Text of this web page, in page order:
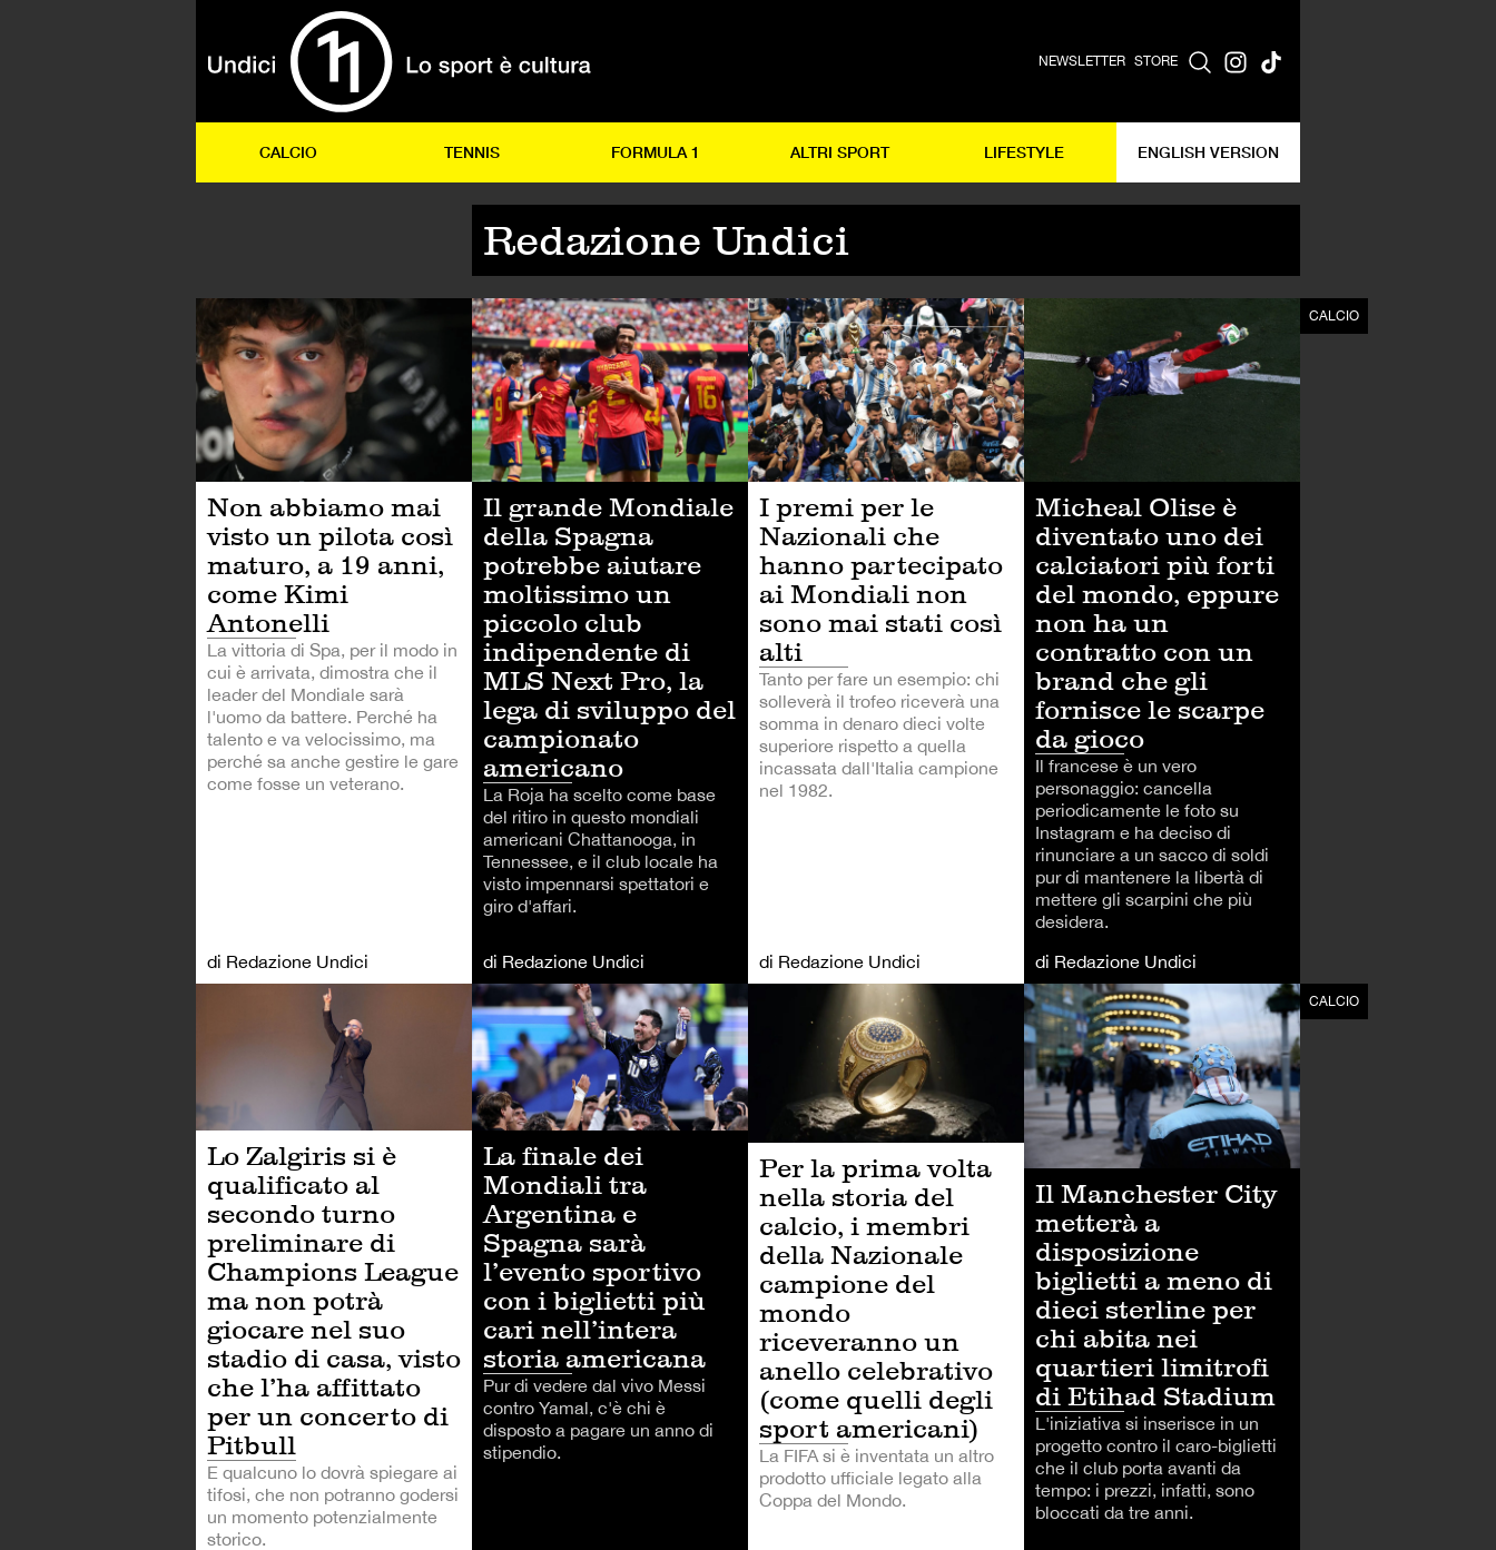
NEWSLETTER STORE
CALCIO TENNIS FORMULA 1 ALTRI SPORT LIFESTYLE ENGLISH VERSION
Redazione Undici
FORMULA 1
Non abbiamo mai
visto un pilota così
maturo, a 19 anni,
come Kimi
Antonelli
La vittoria di Spa, per il modo in
cui è arrivata, dimostra che il
leader del Mondiale sarà
l'uomo da battere. Perché ha
talento e va velocissimo, ma
perché sa anche gestire le gare
come fosse un veterano.
di Redazione Undici
CALCIO
Il grande Mondiale
della Spagna
potrebbe aiutare
moltissimo un
piccolo club
indipendente di
MLS Next Pro, la
lega di sviluppo del
campionato
americano
La Roja ha scelto come base
del ritiro in questo mondiali
americani Chattanooga, in
Tennessee, e il club locale ha
visto impennarsi spettatori e
giro d'affari.
di Redazione Undici
I premi per le
Nazionali che
hanno partecipato
ai Mondiali non
sono mai stati così
alti
Tanto per fare un esempio: chi
solleverà il trofeo riceverà una
somma in denaro dieci volte
superiore rispetto a quella
incassata dall'Italia campione
nel 1982.
di Redazione Undici
CALCIO
Micheal Olise è
diventato uno dei
calciatori più forti
del mondo, eppure
non ha un
contratto con un
brand che gli
fornisce le scarpe
da gioco
Il francese è un vero
personaggio: cancella
periodicamente le foto su
Instagram e ha deciso di
rinunciare a un sacco di soldi
pur di mantenere la libertà di
mettere gli scarpini che più
desidera.
di Redazione Undici
CALCIO
Lo Zalgiris si è
qualificato al
secondo turno
preliminare di
Champions League
ma non potrà
giocare nel suo
stadio di casa, visto
che l’ha affittato
per un concerto di
Pitbull
E qualcuno lo dovrà spiegare ai
tifosi, che non potranno godersi
un momento potenzialmente
storico.
La finale dei
Mondiali tra
Argentina e
Spagna sarà
l’evento sportivo
con i biglietti più
cari nell’intera
storia americana
Pur di vedere dal vivo Messi
contro Yamal, c'è chi è
disposto a pagare un anno di
stipendio.
CALCIO
Per la prima volta
nella storia del
calcio, i membri
della Nazionale
campione del
mondo
riceveranno un
anello celebrativo
(come quelli degli
sport americani)
La FIFA si è inventata un altro
prodotto ufficiale legato alla
Coppa del Mondo.
CALCIO
Il Manchester City
metterà a
disposizione
biglietti a meno di
dieci sterline per
chi abita nei
quartieri limitrofi
di Etihad Stadium
L'iniziativa si inserisce in un
progetto contro il caro-biglietti
che il club porta avanti da
tempo: i prezzi, infatti, sono
bloccati da tre anni.